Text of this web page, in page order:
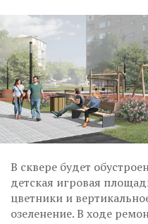
В сквере будет
детская игровая
цветники и
озеленение. В ходе